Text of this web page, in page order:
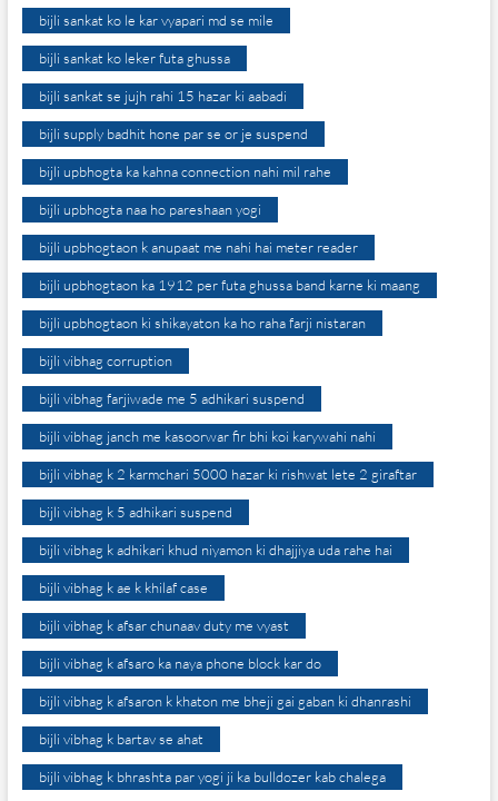
bijli sankat ko le kar vyapari md se mile
bijli sankat ko leker futa ghussa
bijli sankat se jujh rahi 15 hazar ki aabadi
bijli supply badhit hone par se or je suspend
bijli upbhogta ka kahna connection nahi mil rahe
bijli upbhogta naa ho pareshaan yogi
bijli upbhogtaon k anupaat me nahi hai meter reader
bijli upbhogtaon ka 1912 per futa ghussa band karne ki maang
bijli upbhogtaon ki shikayaton ka ho raha farji nistaran
bijli vibhag corruption
bijli vibhag farjiwade me 5 adhikari suspend
bijli vibhag janch me kasoorwar fir bhi koi karywahi nahi
bijli vibhag k 2 karmchari 5000 hazar ki rishwat lete 2 giraftar
bijli vibhag k 5 adhikari suspend
bijli vibhag k adhikari khud niyamon ki dhajjiya uda rahe hai
bijli vibhag k ae k khilaf case
bijli vibhag k afsar chunaav duty me vyast
bijli vibhag k afsaro ka naya phone block kar do
bijli vibhag k afsaron k khaton me bheji gai gaban ki dhanrashi
bijli vibhag k bartav se ahat
bijli vibhag k bhrashta par yogi ji ka bulldozer kab chalega